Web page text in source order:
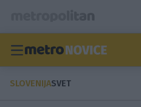
SLOVENIJASVET